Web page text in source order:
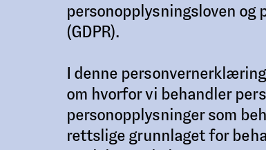
personopplysningsloven og
(GDPR).
I denne
om hvorfor vi behandler
personopplysninger som
rettslige grunnlaget for